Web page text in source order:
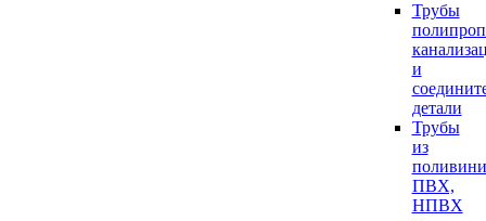
Трубы
и
детали
Трубы
из
ПВХ,
НПВХ